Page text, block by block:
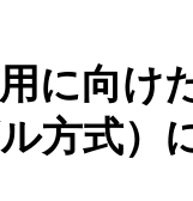
に向け
方式）